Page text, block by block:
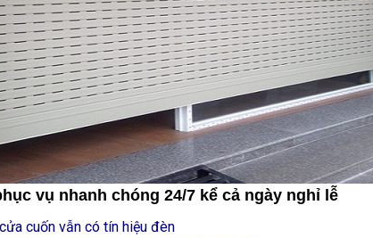
vụ nhanh chóng 24/7 kể cả ngày nghỉ lễ
cuốn vẫn có tín hiệu đèn